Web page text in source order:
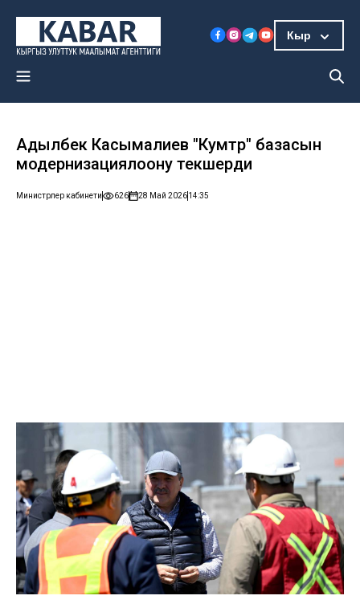
Кыр
Адылбек Касымалиев "Кумтөр" базасын
модернизациялоону текшерди
Министрлер кабинети 626 28 Май 202614:35